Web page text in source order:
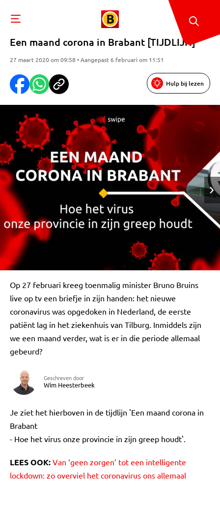
Een maand corona in Brabant [TIJDLIJN]
27 maart 2020 om 09:58 • Aangepast 6 februari om 11:51
Hulp bij lezen
Op 27 februari kreeg toenmalig minister Bruno Bruins
live op tv een briefje in zijn handen: het nieuwe
coronavirus was opgedoken in Nederland, de eerste
patiënt lag in het ziekenhuis van Tilburg. Inmiddels zijn
we een maand verder, wat is er in die periode allemaal
gebeurd?
Geschreven door
Wim Heesterbeek
Je ziet het hierboven in de tijdlijn 'Een maand corona in
Brabant
- Hoe het virus onze provincie in zijn greep houdt'.
LEES OOK: Van ‘geen zorgen’ tot een intelligente
lockdown: zo overviel het coronavirus ons allemaal